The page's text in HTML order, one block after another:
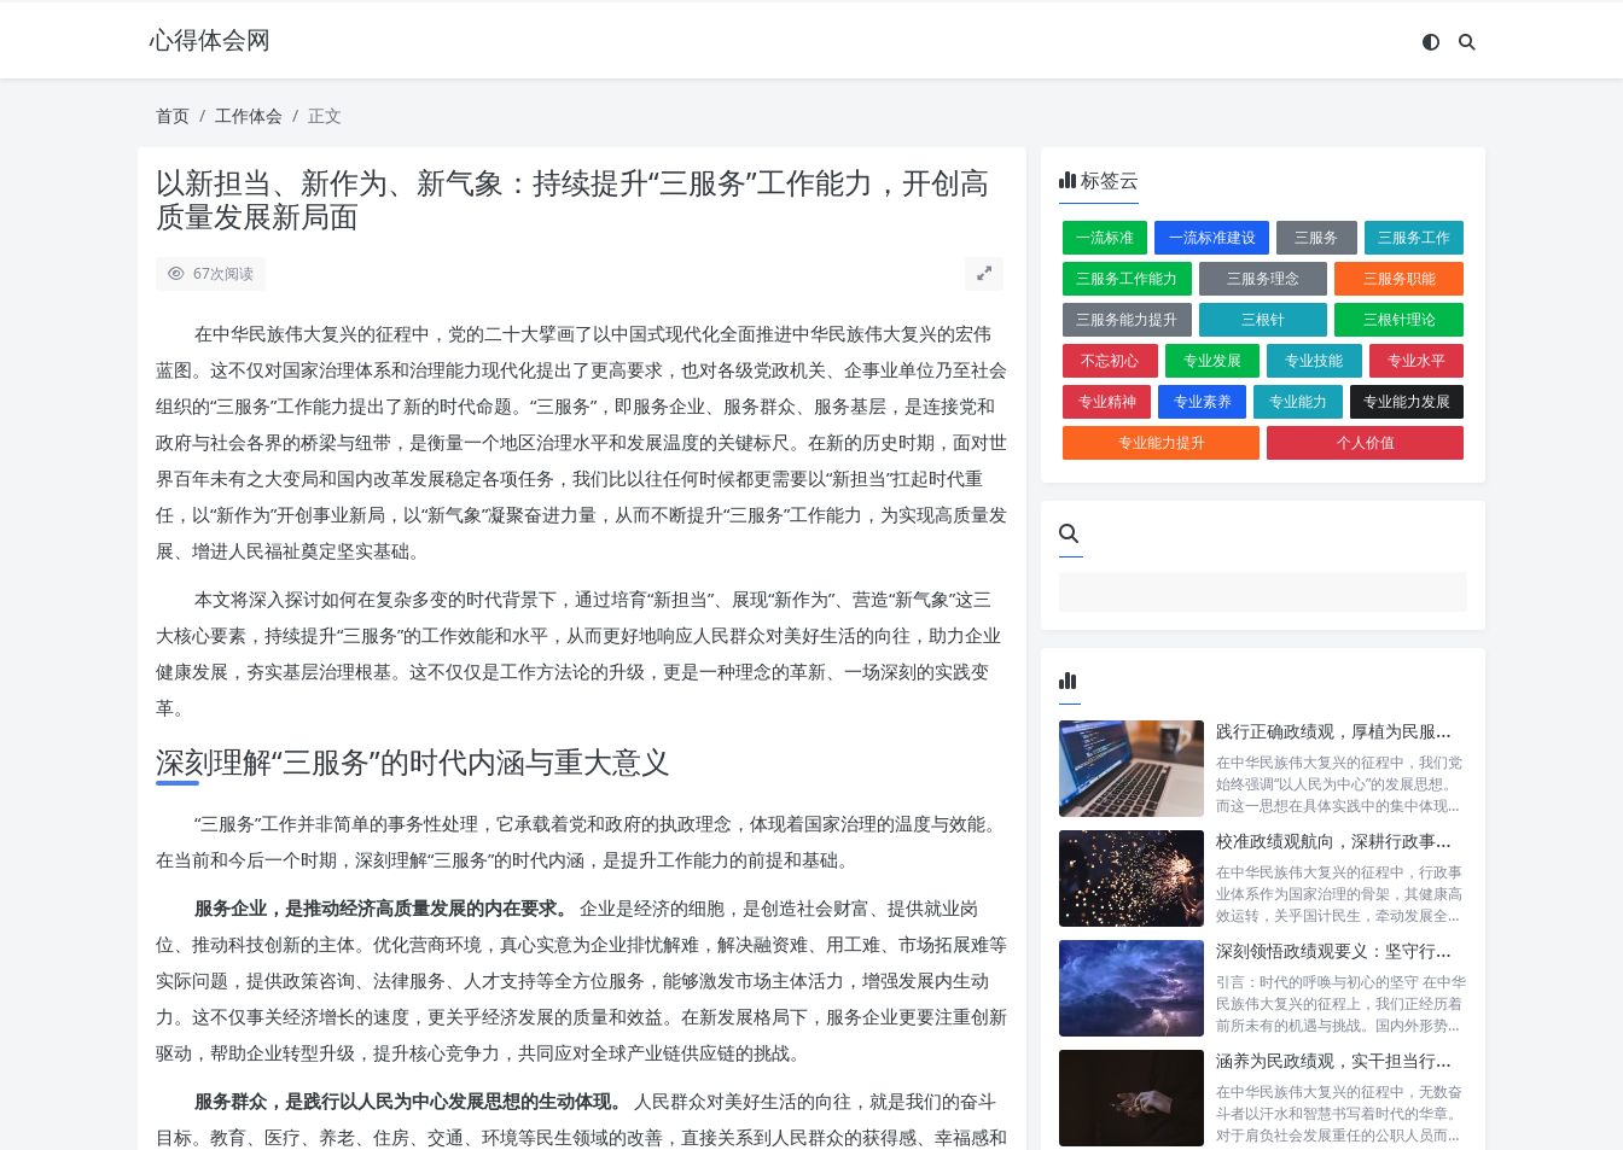
心得体会网
首页 工作体会 正文
以新担当、新作为、新气象：持续提升“三服务”工作能力，开创高
质量发展新局面
67次阅读
在中华民族伟大复兴的征程中，党的二十大擘画了以中国式现代化全面推进中华民族伟大复兴的宏伟
蓝图。这不仅对国家治理体系和治理能力现代化提出了更高要求，也对各级党政机关、企事业单位乃至社会
组织的“三服务”工作能力提出了新的时代命题。“三服务”，即服务企业、服务群众、服务基层，是连接党和
政府与社会各界的桥梁与纽带，是衡量一个地区治理水平和发展温度的关键标尺。在新的历史时期，面对世
界百年未有之大变局和国内改革发展稳定各项任务，我们比以往任何时候都更需要以“新担当”扛起时代重
任，以“新作为”开创事业新局，以“新气象”凝聚奋进力量，从而不断提升“三服务”工作能力，为实现高质量发
展、增进人民福祉奠定坚实基础。
本文将深入探讨如何在复杂多变的时代背景下，通过培育“新担当”、展现“新作为”、营造“新气象”这三
大核心要素，持续提升“三服务”的工作效能和水平，从而更好地响应人民群众对美好生活的向往，助力企业
健康发展，夯实基层治理根基。这不仅仅是工作方法论的升级，更是一种理念的革新、一场深刻的实践变
革。
深刻理解“三服务”的时代内涵与重大意义
“三服务”工作并非简单的事务性处理，它承载着党和政府的执政理念，体现着国家治理的温度与效能。
在当前和今后一个时期，深刻理解“三服务”的时代内涵，是提升工作能力的前提和基础。
服务企业，是推动经济高质量发展的内在要求。
企业是经济的细胞，是创造社会财富、提供就业岗
位、推动科技创新的主体。优化营商环境，真心实意为企业排忧解难，解决融资难、用工难、市场拓展难等
实际问题，提供政策咨询、法律服务、人才支持等全方位服务，能够激发市场主体活力，增强发展内生动
力。这不仅事关经济增长的速度，更关乎经济发展的质量和效益。在新发展格局下，服务企业更要注重创新
驱动，帮助企业转型升级，提升核心竞争力，共同应对全球产业链供应链的挑战。
服务群众，是践行以人民为中心发展思想的生动体现。
人民群众对美好生活的向往，就是我们的奋斗
目标。教育、医疗、养老、住房、交通、环境等民生领域的改善，直接关系到人民群众的获得感、幸福感和
标签云
一流标准 一流标准建设 三服务
三服务工作
三服务工作能力
三服务理念
三服务职能
三服务能力提升
三根针
三根针理论
不忘初心
专业发展 专业技能
专业水平
专业精神
专业素养 专业能力
专业能力发展
专业能力提升
个人价值
践行正确政绩观，厚植为民服务根基：迈向高质量发展的根本遵循
在中华民族伟大复兴的征程中，我们党
始终强调“以人民为中心”的发展思想。
而这一思想在具体实践中的集中体现，
校准政绩观航向，深耕行政事业本职：新时代高质量发展的双重 imperative
在中华民族伟大复兴的征程中，行政事
业体系作为国家治理的骨架，其健康高
效运转，关乎国计民生，牵动发展全
深刻领悟政绩观要义：坚守行政事业初心，绘就为民服务新篇章
引言：时代的呼唤与初心的坚守 在中华
民族伟大复兴的征程上，我们正经历着
前所未有的机遇与挑战。国内外形势复
涵养为民政绩观，实干担当行稳致远：新时代公仆的价值坐标与实践航向
在中华民族伟大复兴的征程中，无数奋
斗者以汗水和智慧书写着时代的华章。
对于肩负社会发展重任的公职人员而